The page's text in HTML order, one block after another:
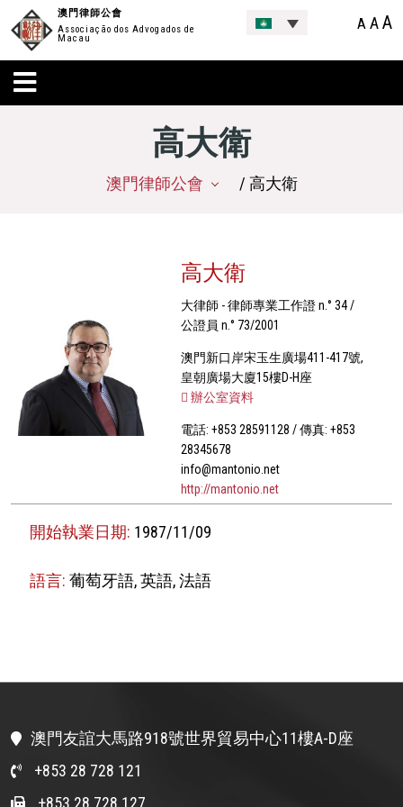
澳門律師公會
Associação dos Advogados de
Macau
A AA
高大衛
澳門律師公會 / 高大衛
高大衛
大律師 - 律師專業工作證 n.° 34 /
公證員 n.° 73/2001
澳門新口岸宋玉生廣場411-417號,
皇朝廣場大廈15樓D-H座
辦公室資料
電話: +853 28591128 / 傳真: +853
28345678
info@mantonio.net
http://mantonio.net
開始執業日期: 1987/11/09
語言:葡萄牙語, 英語, 法語
澳門友誼大馬路918號世界貿易中心11樓A-D座
+853 28 728 121
+853 28 728 127